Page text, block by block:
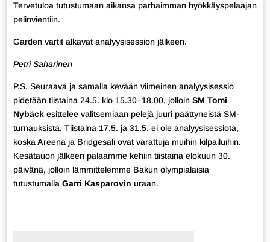
Tervetuloa tutustumaan aikansa parhaimman hyökkäyspelaajan
pelinvientiin.
Garden vartit alkavat analyysisession jälkeen.
Petri Saharinen
P.S. Seuraava ja samalla kevään viimeinen analyysisessio
pidetään tiistaina 24.5. klo 15.30–18.00, jolloin SM Tomi
Nybäckesittelee valitsemiaan pelejä juuri päättyneistä SM-
turnauksista. Tiistaina 17.5. ja 31.5. ei ole analyysisessiota,
koska Areena ja Bridgesali ovat varattuja muihin kilpailuihin.
Kesätauon jälkeen palaamme kehiin tiistaina elokuun 30.
päivänä, jolloin lämmittelemme Bakun olympialaisia
tutustumalla Garri Kasparovin uraan.